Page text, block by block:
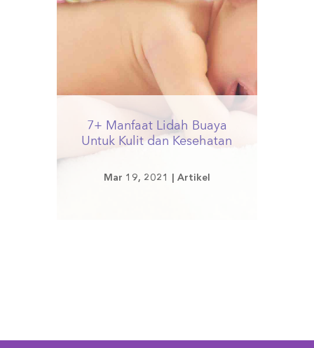
7+ Manfaat Lidah Buaya
Untuk Kulit dan Kesehatan
Mar 19, 2021 Artikel